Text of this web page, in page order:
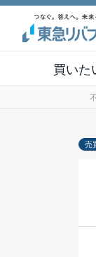
買いた
売